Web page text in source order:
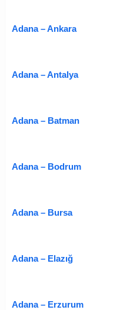
Adana – Ankara
Adana – Antalya
Adana – Batman
Adana – Bodrum
Adana – Bursa
Adana – Elazığ
Adana – Erzurum